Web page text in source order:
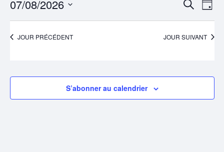
ET
VUES
Recherche
DE
Jour
07/08/2026
date.
JOUR PRÉCÉDENT JOUR SUIVANT
S’abonner au calendrier